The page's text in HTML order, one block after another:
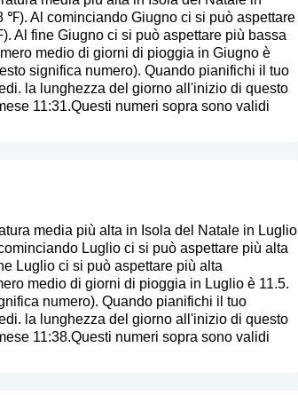
Al cominciando Giugno ci si può aspettare
Al fine Giugno ci si può aspettare più bassa
medio di giorni di pioggia in Giugno è
significa numero). Quando pianifichi il tuo
la lunghezza del giorno all'inizio di questo
11:31.Questi numeri sopra sono validi
media più alta in Isola del Natale in Luglio
Luglio ci si può aspettare più alta
Luglio ci si può aspettare più alta
medio di giorni di pioggia in Luglio è 11.5.
numero). Quando pianifichi il tuo
la lunghezza del giorno all'inizio di questo
11:38.Questi numeri sopra sono validi